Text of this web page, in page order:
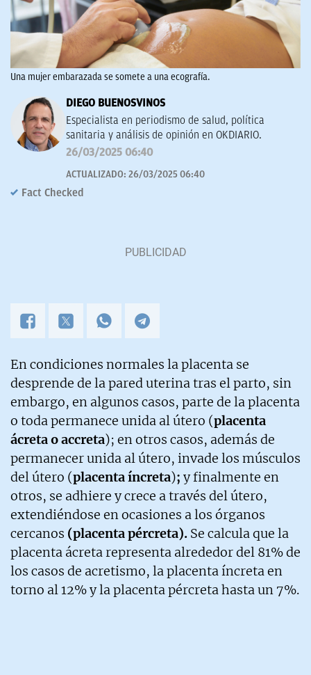
Una mujer embarazada se somete a una ecografía.
DIEGO BUENOSVINOS
Especialista en periodismo de salud, política
sanitaria y análisis de opinión en OKDIARIO.
26/03/2025 06:40
ACTUALIZADO: 26/03/2025 06:40
Fact Checked
En condiciones normales la placenta se
desprende de la pared uterina tras el parto, sin
embargo, en algunos casos, parte de la placenta
o toda permanece unida al útero (placenta
ácreta o accreta); en otros casos, además de
permanecer unida al útero, invade los músculos
del útero (placenta íncreta); y finalmente en
otros, se adhiere y crece a través del útero,
extendiéndose en ocasiones a los órganos
cercanos (placenta pércreta). Se calcula que la
placenta ácreta representa alrededor del 81% de
los casos de acretismo, la placenta íncreta en
torno al 12% y la placenta pércreta hasta un 7%.